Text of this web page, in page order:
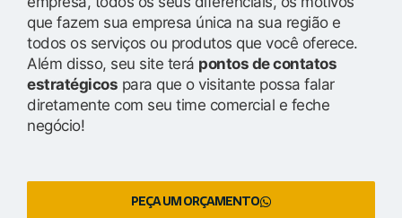
que fazem sua empresa única na sua região e
todos os serviços ou produtos que você oferece.
Além disso, seu site terá pontos de contatos
estratégicos para que o visitante possa falar
diretamente com seu time comercial e feche
negócio!
PEÇA UM ORÇAMENTO